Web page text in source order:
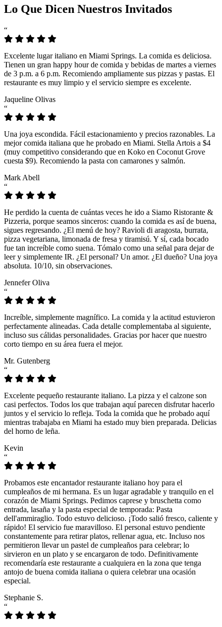
Lo Que Dicen Nuestros Invitados
“
Excelente lugar italiano en Miami Springs. La comida es deliciosa.
Tienen un gran happy hour de comida y bebidas de martes a viernes
de 3 p.m. a 6 p.m. Recomiendo ampliamente sus pizzas y pastas. El
restaurante es muy limpio y el servicio siempre es excelente.
Jaqueline Olivas
“
Una joya escondida. Fácil estacionamiento y precios razonables. La
mejor comida italiana que he probado en Miami. Stella Artois a $4
(muy competitivo considerando que en Koko en Coconut Grove
cuesta $9). Recomiendo la pasta con camarones y salmón.
Mark Abell
“
He perdido la cuenta de cuántas veces he ido a Siamo Ristorante &
Pizzeria, porque seamos sinceros: cuando la comida es así de buena,
sigues regresando. ¿El menú de hoy? Ravioli di aragosta, burrata,
pizza vegetariana, limonada de fresa y tiramisú. Y sí, cada bocado
fue tan increíble como suena. Tómalo como una señal para dejar de
leer y simplemente IR. ¿El personal? Un amor. ¿El dueño? Una joya
absoluta. 10/10, sin observaciones.
Jennefer Oliva
“
Increíble, simplemente magnífico. La comida y la actitud estuvieron
perfectamente alineadas. Cada detalle complementaba al siguiente,
incluso sus cálidas personalidades. Gracias por hacer que nuestro
corto tiempo en su área fuera el mejor.
Mr. Gutenberg
“
Excelente pequeño restaurante italiano. La pizza y el calzone son
casi perfectos. Todos los que trabajan aquí parecen disfrutar hacerlo
juntos y el servicio lo refleja. Toda la comida que he probado aquí
mientras trabajaba en Miami ha estado muy bien preparada. Delicias
del horno de leña.
Kevin
“
Probamos este encantador restaurante italiano hoy para el
cumpleaños de mi hermana. Es un lugar agradable y tranquilo en el
corazón de Miami Springs. Pedimos caprese y bruschetta como
entrada, lasaña y la pasta especial de temporada: Pasta
dell'ammiraglio. Todo estuvo delicioso. ¡Todo salió fresco, caliente y
rápido! El servicio fue maravilloso. El personal estuvo pendiente
constantemente para retirar platos, rellenar agua, etc. Incluso nos
permitieron llevar un pastel de cumpleaños para celebrar; lo
sirvieron en un plato y se encargaron de todo. Definitivamente
recomendaría este restaurante a cualquiera en la zona que tenga
antojo de buena comida italiana o quiera celebrar una ocasión
especial.
Stephanie S.
“